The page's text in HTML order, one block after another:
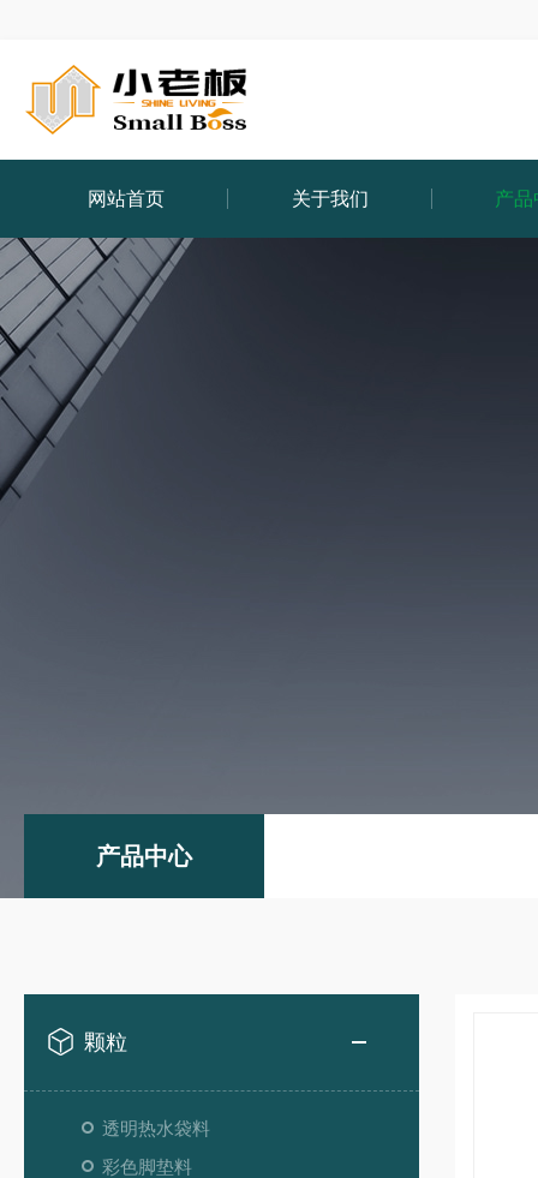
网站首页 关于我们 产品
产品中心
颗粒
透明热水袋料
彩色脚垫料